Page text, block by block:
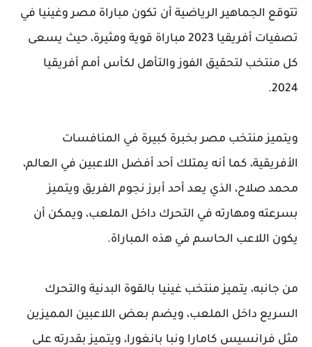
تتوقع الجماهير الرياضية أن تكون مباراة مصر وغينيا في
تصفيات أفريقيا 2023 مباراة قوية ومثيرة، حيث يسعى
كل منتخب لتحقيق الفوز والتأهل لكأس أمم أفريقيا
2024.
ويتميز منتخب مصر بخبرة كبيرة في المنافسات
الأفريقية، كما أنه يمتلك أحد أفضل اللاعبين في العالم،
محمد صلاح، الذي يعد أحد أبرز نجوم الفريق ويتميز
بسرعته ومهارته في التحرك داخل الملعب، ويمكن أن
يكون اللاعب الحاسم في هذه المباراة.
من جانبه، يتميز منتخب غينيا بالقوة البدنية والتحرك
السريع داخل الملعب، ويضم بعض اللاعبين المميزين
مثل فرانسيس كامارا ونبا بانغورا، ويتميز بقدرته على